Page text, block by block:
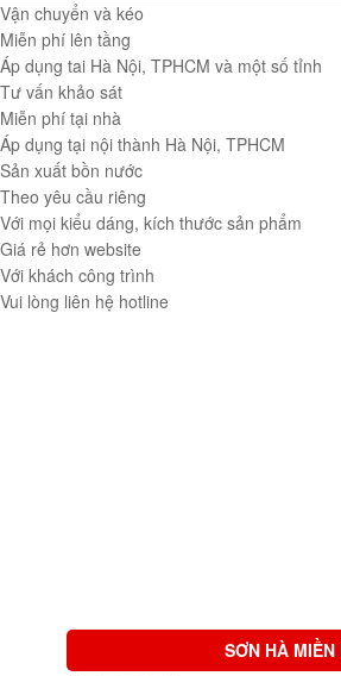
Vận chuyển và kéo
Miễn phí lên tầng
Áp dụng tai Hà Nội, TPHCM và một số tỉnh
Tư vấn khảo sát
Miễn phí tại nhà
Áp dụng tại nội thành Hà Nội, TPHCM
Sản xuất bồn nước
Theo yêu cầu riêng
Với mọi kiểu dáng, kích thước sản phẩm
Giá rẻ hơn website
Với khách công trình
Vui lòng liên hệ hotline
SƠN HÀ MIỀN